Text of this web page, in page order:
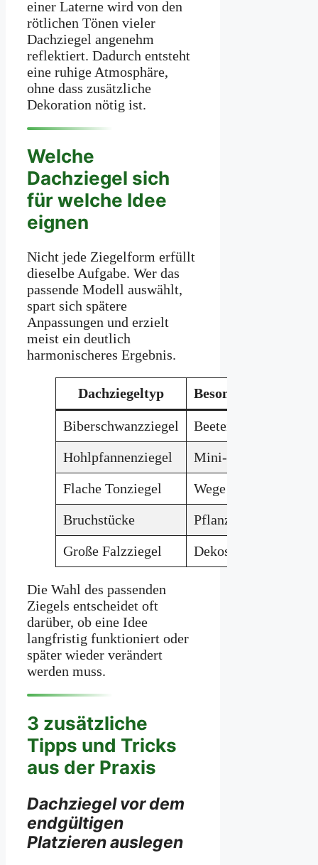
einer Laterne wird von den
rötlichen Tönen vieler
Dachziegel angenehm
reflektiert. Dadurch entsteht
eine ruhige Atmosphäre,
ohne dass zusätzliche
Dekoration nötig ist.
Welche
Dachziegel sich
für welche Idee
eignen
Nicht jede Ziegelform erfüllt
dieselbe Aufgabe. Wer das
passende Modell auswählt,
spart sich spätere
Anpassungen und erzielt
meist ein deutlich
harmonischeres Ergebnis.
Dachziegeltyp Besonders geeignet
Biberschwanzziegel
Beeteinfassungen
Hohlpfannenziegel
Mini-Pflanzungen
Flache Tonziegel
Wege und
Bruchstücke
Pflanzschilder
Große Falzziegel
Dekosäulen
Die Wahl des passenden
Ziegels entscheidet oft
darüber, ob eine Idee
langfristig funktioniert oder
später wieder verändert
werden muss.
3 zusätzliche
Tipps und Tricks
aus der Praxis
Dachziegel vor dem
endgültigen
Platzieren auslegen